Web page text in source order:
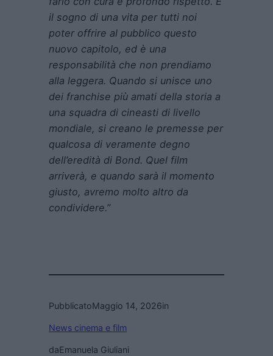
il sogno di una vita per tutti noi
poter offrire al pubblico questo
nuovo capitolo, ed è una
responsabilità che non prendiamo
alla leggera. Quando si unisce uno
dei franchise più amati della storia a
una squadra di cineasti di livello
mondiale, si creano le premesse per
qualcosa di veramente degno
dell’eredità di Bond. Quel film
arriverà, e quando sarà il momento
giusto, avremo molto altro da
condividere.”
PubblicatoMaggio 14, 2026in
News cinema e film
daEmanuela Giuliani